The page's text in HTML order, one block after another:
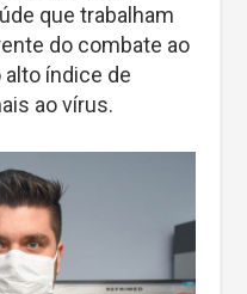
que trabalham
do combate ao
índice de
ao vírus.